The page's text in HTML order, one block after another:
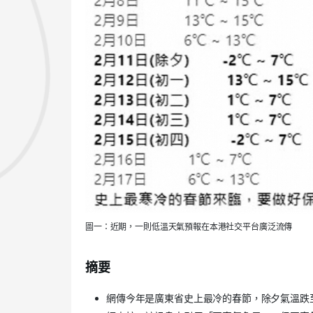
圖一：近期，一則低溫天氣預報在本港社交平台廣泛流傳
摘要
網傳今年是廣東省史上最冷的春節，除夕氣溫跌